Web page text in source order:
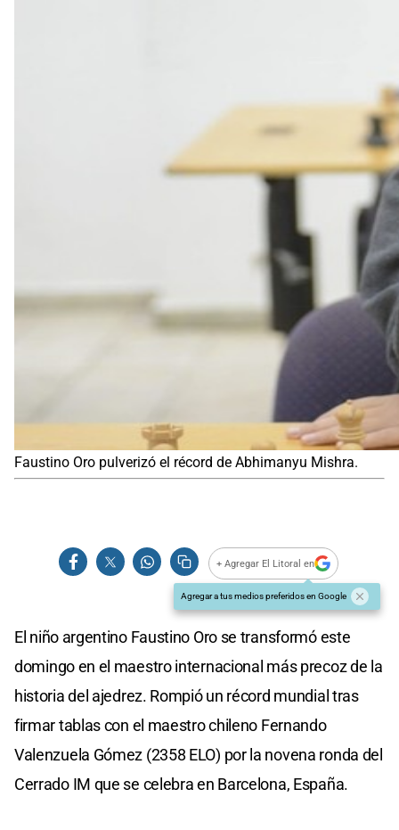
Faustino Oro pulverizó el récord de Abhimanyu Mishra.
+ Agregar El Litoral en
Agregar a tus medios preferidos en Google
El niño argentino Faustino Oro se transformó este
domingo en el maestro internacional más precoz de la
historia del ajedrez. Rompió un récord mundial tras
firmar tablas con el maestro chileno Fernando
Valenzuela Gómez (2358 ELO) por la novena ronda del
Cerrado IM que se celebra en Barcelona, España.